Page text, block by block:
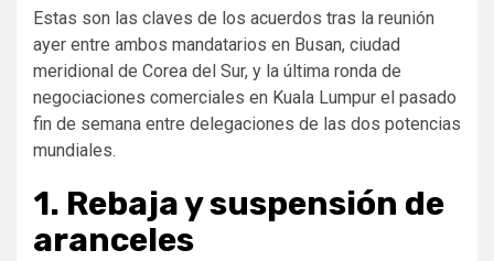
Estas son las claves de los acuerdos tras la reunión
ayer entre ambos mandatarios en Busan, ciudad
meridional de Corea del Sur, y la última ronda de
negociaciones comerciales en Kuala Lumpur el pasado
fin de semana entre delegaciones de las dos potencias
mundiales.
1. Rebaja y suspensión de
aranceles